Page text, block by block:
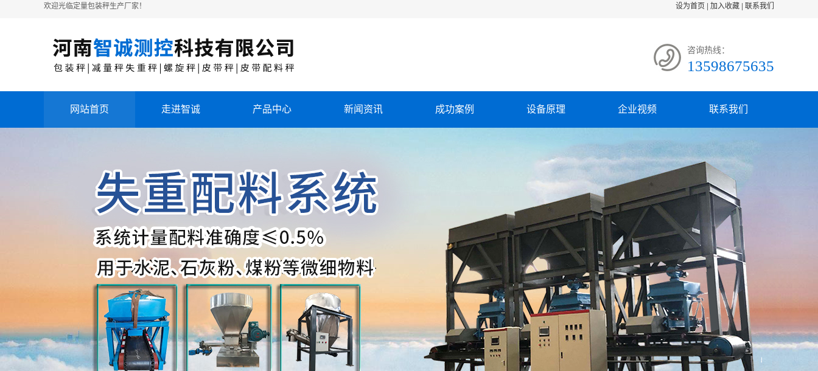
欢迎光临定量包装秤生产厂家！ 设为首页 加入收藏 联系我们
咨询热线：
13598675635
网站首页 走进智诚 产品中心 新闻资讯 成功案例 设备原理 企业视频 联系我们